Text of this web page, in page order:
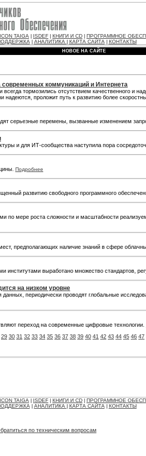
TAIGA ISDEF КНИГИ И CD ПРОГРАММНОЕ
| АНАЛИТИКА КАРТА САЙТА| КОНТАКТЫ
НОВОЕ НА САЙТЕ
коммуникаций и Интернета
тормозились отсутствием качественного и
надеются, проложит путь к развитию более
серьезные перемены, вызванные изменением
и для ИТ-сообщества наступила пора
Подробнее
развитию свободного программного
по мере роста сложности и масштабности
предполагающих наличие знаний в сфере
выработано множество стандартов,
на низком уровне
периодически проводят глобальные
переход на современные цифровые технологии.
29 30 31 32 33 34 35 36 37 38 39 40 41 42 43 44 45 46 47
TAIGA ISDEF КНИГИ И CD ПРОГРАММНОЕ
| АНАЛИТИКА КАРТА САЙТА| КОНТАКТЫ
по техническим вопросам